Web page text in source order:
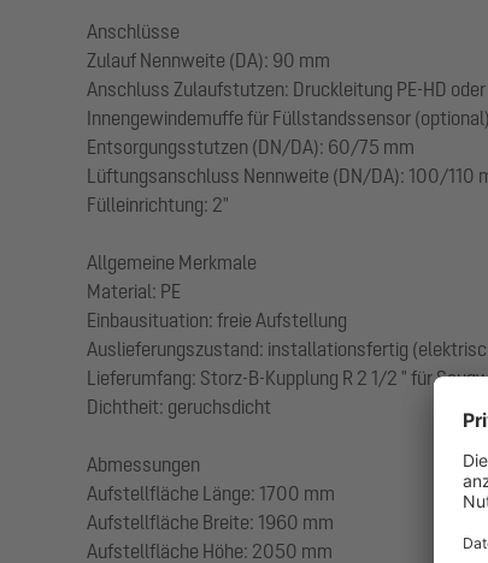
Anschlüsse
Zulauf Nennweite (DA): 90 mm
Anschluss Zulaufstutzen: Druckleitung PE-HD oder
Innengewindemuffe für Füllstandssensor
Entsorgungsstutzen (DN/DA): 60/75 mm
Lüftungsanschluss Nennweite (DN/DA): 100/110
Fülleinrichtung: 2"
Allgemeine Merkmale
Material: PE
Einbausituation: freie Aufstellung
Auslieferungszustand: installationsfertig
Lieferumfang: Storz-B-Kupplung R 2 1/2 " für
Dichtheit: geruchsdicht
Abmessungen
Aufstellfläche Länge: 1700 mm
Aufstellfläche Breite: 1960 mm
Aufstellfläche Höhe: 2050 mm